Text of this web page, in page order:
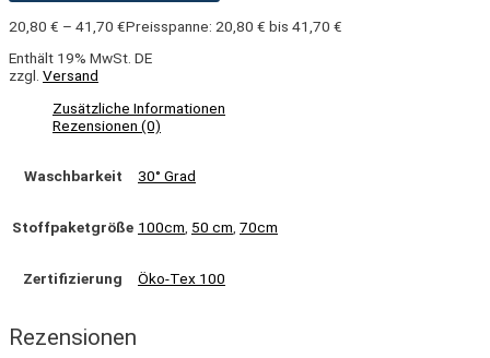
20,80 € – 41,70 €Preisspanne: 20,80 € bis 41,70 €
Enthält 19% MwSt. DE
zzgl. Versand
Zusätzliche Informationen
Rezensionen (0)
Waschbarkeit 30° Grad
Stoffpaketgröße 100cm, 50 cm, 70cm
Zertifizierung Öko-Tex 100
Rezensionen